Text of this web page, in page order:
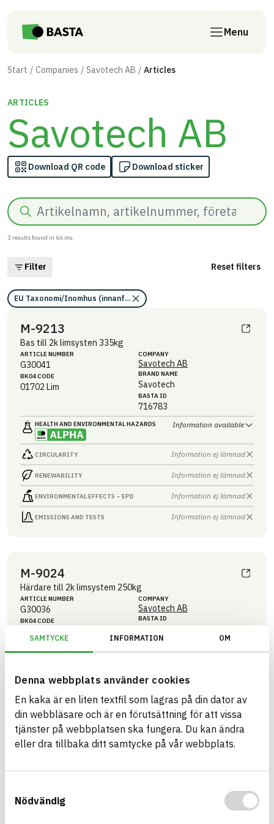
SAMTYCKE INFORMATION OM
Denna webbplats använder cookies
En kaka är en liten textfil som lagras på din dator av
din webbläsare och är en förutsättning för att vissa
tjänster på webbplatsen ska fungera. Du kan ändra
eller dra tillbaka ditt samtycke på vår webbplats.
Nödvändig
Menu
Start Companies Savotech AB Articles
ARTICLES
Savotech AB
Download QR code Download sticker
Search
3 results found in 66 ms.
Filter Reset filters
EU Taxonomi/Inomhus (innanför ångspärr)
M-9213
Bas till 2k limsysten 335kg
ARTICLE NUMBER
G30041
BK04 CODE
01702 Lim
COMPANY
Savotech AB
BRAND NAME
Savotech
BASTA ID
716783
HEALTH AND ENVIRONMENTAL HAZARDS Information available
CIRCULARITY Information ej lämnad
RENEWABILITY Information ej lämnad
ENVIRONMENTAL EFFECTS – EPD Information ej lämnad
EMISSIONS AND TESTS Information ej lämnad
M-9024
Härdare till 2k limsystem 250kg
ARTICLE NUMBER
G30036
BK04 CODE
COMPANY
Savotech AB
BASTA ID
716789
Information available
CIRCULARITY Information ej lämnad
RENEWABILITY Information ej lämnad
Information ej lämnad
EMISSIONS AND TESTS Information ej lämnad
M-9213/M-9024